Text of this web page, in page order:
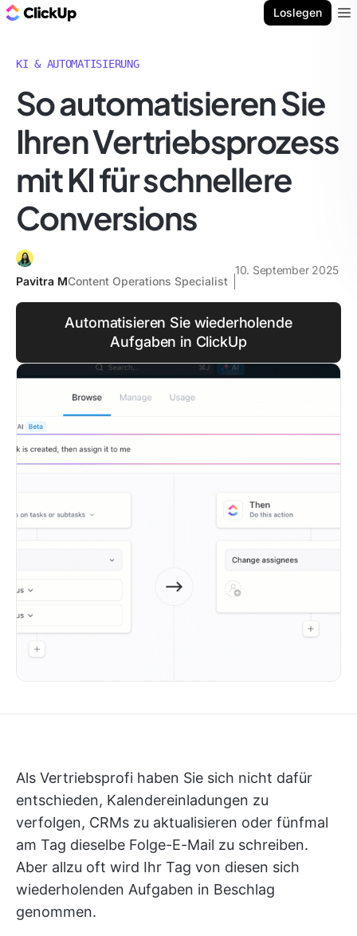
Loslegen
KI & AUTOMATISIERUNG
So automatisieren Sie
Ihren Vertriebsprozess
mit KI für schnellere
Conversions
Pavitra MContent Operations Specialist
10. September 2025
Automatisieren Sie wiederholende
Aufgaben in ClickUp
Als Vertriebsprofi haben Sie sich nicht dafür
entschieden, Kalendereinladungen zu
verfolgen, CRMs zu aktualisieren oder fünfmal
am Tag dieselbe Folge-E-Mail zu schreiben.
Aber allzu oft wird Ihr Tag von diesen sich
wiederholenden Aufgaben in Beschlag
genommen.